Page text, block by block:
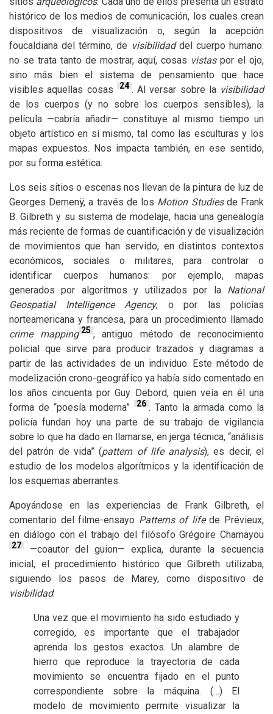
histórico de los medios de comunicación, los cuales crean
dispositivos de visualización o, según la acepción
foucaldiana del término, de visibilidaddel cuerpo humano:
no se trata tanto de mostrar, aquí, cosas vistaspor el ojo,
sino más bien el sistema de pensamiento que hace
visibles aquellas cosas
24 . Al versar sobre la visibilidad
de los cuerpos (y no sobre los cuerpos sensibles), la
película —cabría añadir— constituye al mismo tiempo un
objeto artístico en sí mismo, tal como las esculturas y los
mapas expuestos. Nos impacta también, en ese sentido,
por su forma estética.
Los seis sitios o escenas nos llevan de la pintura de luz de
Georges Demenÿ, a través de los Motion Studiesde Frank
B. Gilbreth y su sistema de modelaje, hacia una genealogía
más reciente de formas de cuantificación y de visualización
de movimientos que han servido, en distintos contextos
económicos, sociales o militares, para controlar o
identificar cuerpos humanos: por ejemplo, mapas
generados por algoritmos y utilizados por la National
Geospatial Intelligence Agency, o por las policías
norteamericana y francesa, para un procedimiento llamado
crime mapping 25 , antiguo método de reconocimiento
policial que sirve para producir trazados y diagramas a
partir de las actividades de un individuo. Este método de
modelización crono-geográfico ya había sido comentado en
los años cincuenta por Guy Debord, quien veía en él una
forma de “poesía moderna” 26 . Tanto la armada como la
policía fundan hoy una parte de su trabajo de vigilancia
sobre lo que ha dado en llamarse, en jerga técnica, “análisis
del patrón de vida” (pattern of life analysis), es decir, el
estudio de los modelos algorítmicos y la identificación de
los esquemas aberrantes.
Apoyándose en las experiencias de Frank Gilbreth, el
comentario del filme-ensayo Patterns of lifede Prévieux,
en diálogo con el trabajo del filósofo Grégoire Chamayou
27
—coautor del guion— explica, durante la secuencia
inicial, el procedimiento histórico que Gilbreth utilizaba,
siguiendo los pasos de Marey, como dispositivo de
visibilidad:
Una vez que el movimiento ha sido estudiado y
corregido, es importante que el trabajador
aprenda los gestos exactos. Un alambre de
hierro que reproduce la trayectoria de cada
movimiento se encuentra fijado en el punto
correspondiente sobre la máquina. (…) El
modelo de movimiento permite visualizar la